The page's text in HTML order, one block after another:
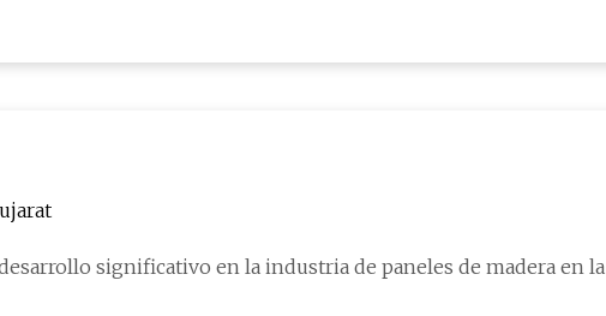
significativo en la industria de paneles de madera en la